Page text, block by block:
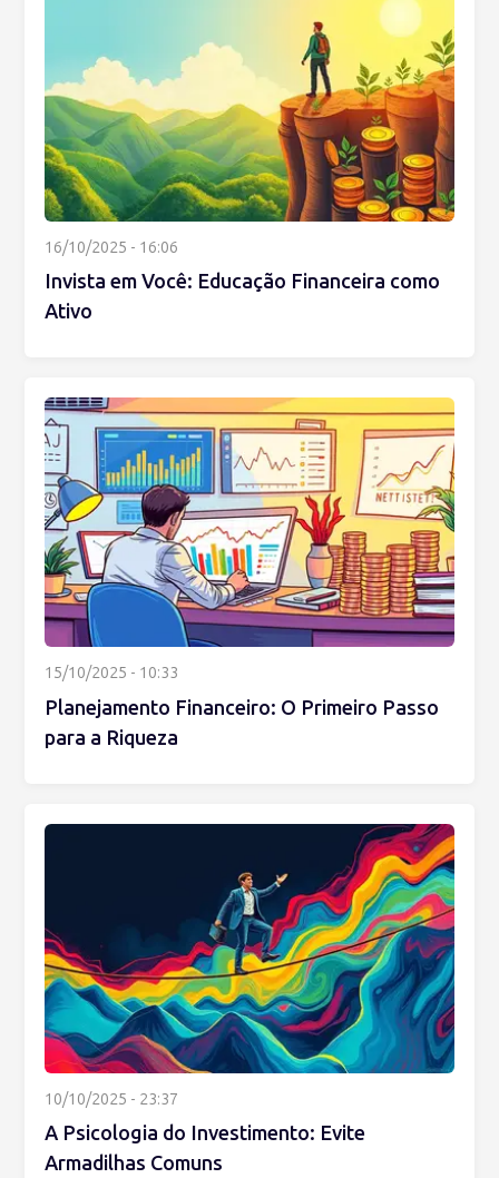
16/10/2025 - 16:06
Invista em Você: Educação Financeira como
Ativo
15/10/2025 - 10:33
Planejamento Financeiro: O Primeiro Passo
para a Riqueza
10/10/2025 - 23:37
A Psicologia do Investimento: Evite
Armadilhas Comuns